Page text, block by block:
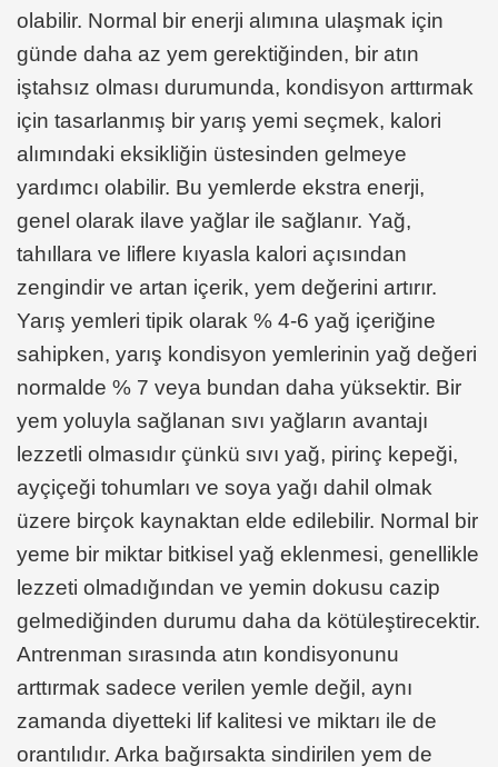
olabilir. Normal bir enerji alımına ulaşmak için
günde daha az yem gerektiğinden, bir atın
iştahsız olması durumunda, kondisyon arttırmak
için tasarlanmış bir yarış yemi seçmek, kalori
alımındaki eksikliğin üstesinden gelmeye
yardımcı olabilir. Bu yemlerde ekstra enerji,
genel olarak ilave yağlar ile sağlanır. Yağ,
tahıllara ve liflere kıyasla kalori açısından
zengindir ve artan içerik, yem değerini artırır.
Yarış yemleri tipik olarak % 4-6 yağ içeriğine
sahipken, yarış kondisyon yemlerinin yağ değeri
normalde % 7 veya bundan daha yüksektir. Bir
yem yoluyla sağlanan sıvı yağların avantajı
lezzetli olmasıdır çünkü sıvı yağ, pirinç kepeği,
ayçiçeği tohumları ve soya yağı dahil olmak
üzere birçok kaynaktan elde edilebilir. Normal bir
yeme bir miktar bitkisel yağ eklenmesi, genellikle
lezzeti olmadığından ve yemin dokusu cazip
gelmediğinden durumu daha da kötüleştirecektir.
Antrenman sırasında atın kondisyonunu
arttırmak sadece verilen yemle değil, aynı
zamanda diyetteki lif kalitesi ve miktarı ile de
orantılıdır. Arka bağırsakta sindirilen yem de